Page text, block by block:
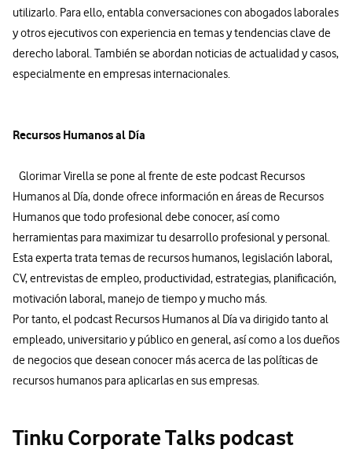
utilizarlo. Para ello, entabla conversaciones con abogados laborales
y otros ejecutivos con experiencia en temas y tendencias clave de
derecho laboral. También se abordan noticias de actualidad y casos,
especialmente en empresas internacionales.
Recursos Humanos al Día
Glorimar Virella se pone al frente de este podcast Recursos
Humanos al Día, donde ofrece información en áreas de Recursos
Humanos que todo profesional debe conocer, así como
herramientas para maximizar tu desarrollo profesional y personal.
Esta experta trata temas de recursos humanos, legislación laboral,
CV, entrevistas de empleo, productividad, estrategias, planificación,
motivación laboral, manejo de tiempo y mucho más.
Por tanto, el podcast Recursos Humanos al Día va dirigido tanto al
empleado, universitario y público en general, así como a los dueños
de negocios que desean conocer más acerca de las políticas de
recursos humanos para aplicarlas en sus empresas.
Tinku Corporate Talks podcast